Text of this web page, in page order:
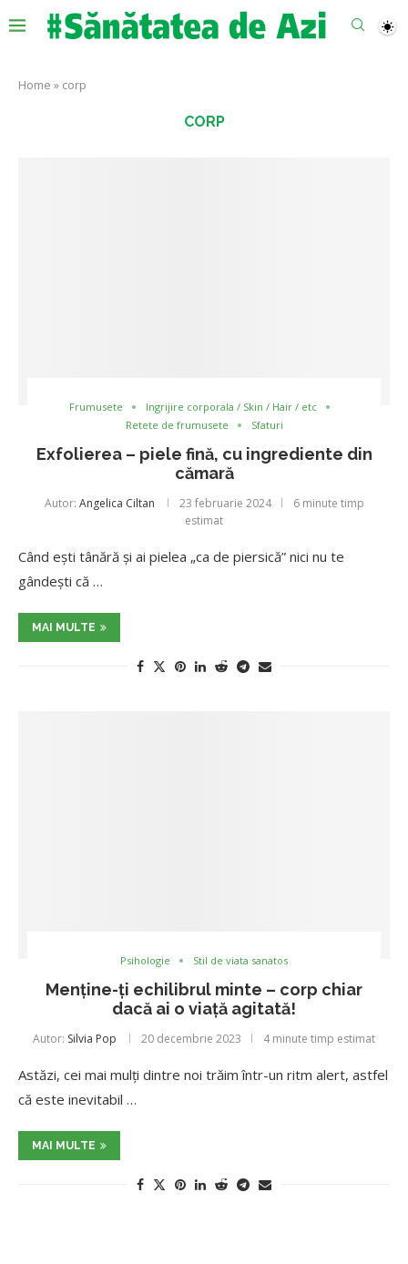
Home » corp
CORP
Frumusete
Ingrijire corporala / Skin / Hair / etc
Retete de frumusete
Sfaturi
Exfolierea – piele fină, cu ingrediente din
cămară
Autor: Angelica Ciltan 23 februarie 2024
6 minute timp
estimat
Când ești tânără și ai pielea „ca de piersică” nici nu te
gândești că …
MAI MULTE
Psihologie Stil de viata sanatos
Menține-ți echilibrul minte – corp chiar
dacă ai o viață agitată!
Autor: Silvia Pop 20 decembrie 2023 4 minute timp estimat
Astăzi, cei mai mulți dintre noi trăim într-un ritm alert, astfel
că este inevitabil …
MAI MULTE